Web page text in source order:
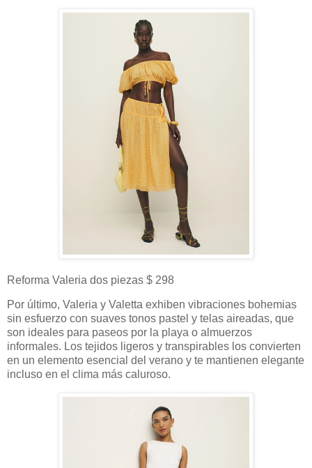
Reforma Valeria dos piezas $ 298
Por último, Valeria y Valetta exhiben vibraciones bohemias
sin esfuerzo con suaves tonos pastel y telas aireadas, que
son ideales para paseos por la playa o almuerzos
informales. Los tejidos ligeros y transpirables los convierten
en un elemento esencial del verano y te mantienen elegante
incluso en el clima más caluroso.